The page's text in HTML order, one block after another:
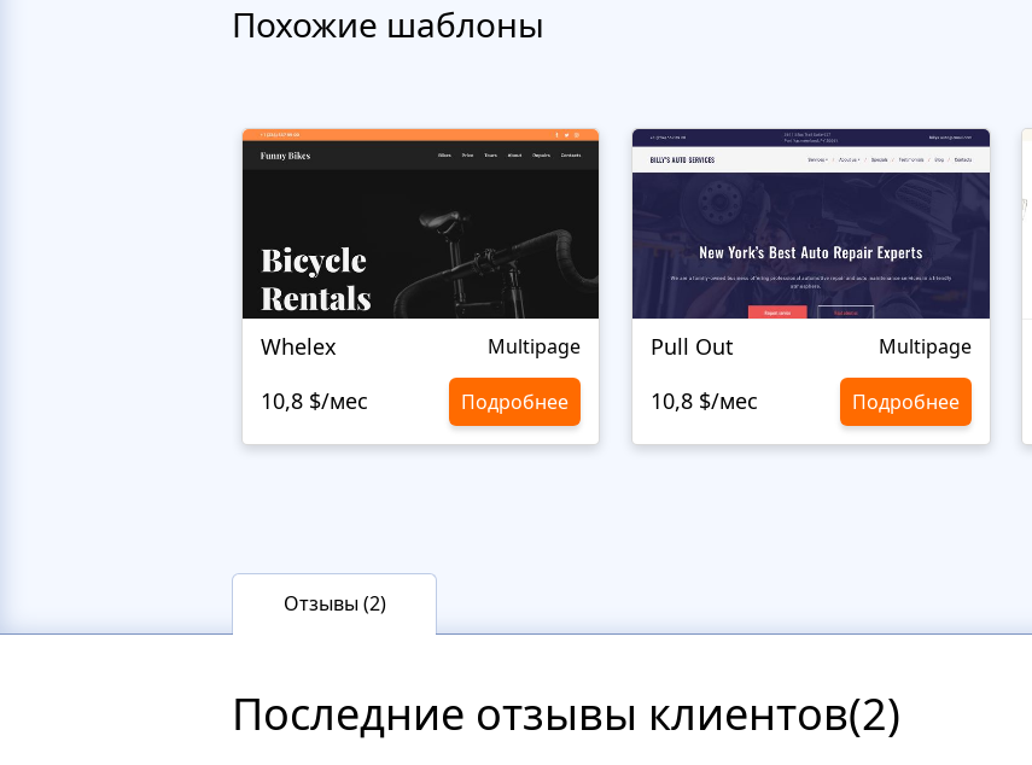
Похожие шаблоны
Whelex Multipage
10,8 $/мес Подробнее
Pull Out Multipage
10,8 $/мес Подробнее
Отзывы (2)
Последние отзывы клиентов(2)